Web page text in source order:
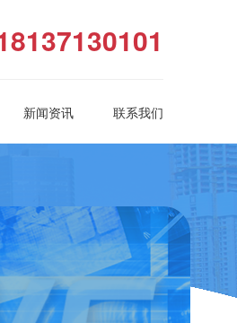
新闻资讯 联系我们